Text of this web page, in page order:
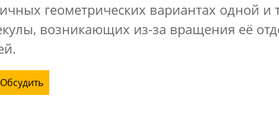
геометрических вариантах одной и
возникающих из-за вращения её
Обсудить